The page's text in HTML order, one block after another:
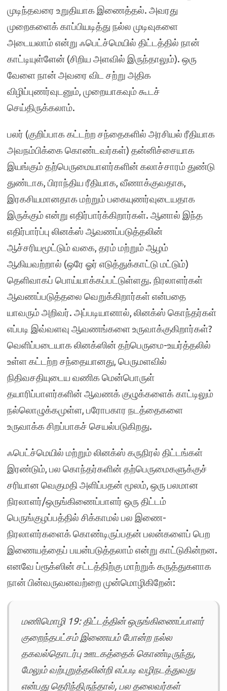
முடிந்தவரை உறுதியாக இணைத்தல். அவரது
முறைகளைக் காப்பியடித்து நல்ல முடிவுகளை
அடையலாம் என்று ஃபெட்ச்மெயில் திட்டத்தில் நான்
காட்டியுள்ளேன் (சிறிய அளவில் இருந்தாலும்). ஒரு
வேளை நான் அவரை விட சற்று அதிக
விழிப்புணர்வுடனும், முறையாகவும் கூடச்
செய்திருக்கலாம்.
பலர் (குறிப்பாக கட்டற்ற சந்தைகளில் அரசியல் ரீதியாக
அவநம்பிக்கை கொண்டவர்கள்) தன்னிச்சையாக
இயங்கும் தற்பெருமையாளர்களின் கலாச்சாரம் துண்டு
துண்டாக, பிராந்திய ரீதியாக, வீணாக்குவதாக,
இரகசியமானதாக மற்றும் பகையுணர்வுடையதாக
இருக்கும் என்று எதிர்பார்க்கிறார்கள். ஆனால் இந்த
எதிர்பார்ப்பு லினக்ஸ் ஆவணப்படுத்தலின்
ஆச்சரியமூட்டும் வகை, தரம் மற்றும் ஆழம்
ஆகியவற்றால் (ஒரே ஓர் எடுத்துக்காட்டு மட்டும்)
தெளிவாகப் பொய்யாக்கப்பட்டுள்ளது. நிரலாளர்கள்
ஆவணப்படுத்தலை வெறுக்கிறார்கள் என்பதை
யாவரும் அறிவர். அப்படியானால், லினக்ஸ் கொந்தர்கள்
எப்படி இவ்வளவு ஆவணங்களை உருவாக்குகிறார்கள்?
வெளிப்படையாக லினக்ஸின் தற்பெருமை-உயர்த்தலில்
உள்ள கட்டற்ற சந்தையானது, பெருமளவில்
நிதிவசதியுடைய வணிக மென்பொருள்
தயாரிப்பாளர்களின் ஆவணக் குழுக்களைக் காட்டிலும்
நல்லொழுக்கமுள்ள, பரோபகார நடத்தைகளை
உருவாக்க சிறப்பாகச் செயல்படுகிறது.
ஃபெட்ச்மெயில் மற்றும் லினக்ஸ் கருநிரல் திட்டங்கள்
இரண்டும், பல கொந்தர்களின் தற்பெருமைகளுக்குச்
சரியான வெகுமதி அளிப்பதன் மூலம், ஒரு பலமான
நிரலாளர்/ஒருங்கிணைப்பாளர் ஒரு திட்டம்
பெருங்குழப்பத்தில் சிக்காமல் பல இணை-
நிரலாளர்களைக் கொண்டிருப்பதன் பலன்களைப் பெற
இணையத்தைப் பயன்படுத்தலாம் என்று காட்டுகின்றன.
எனவே ப்ரூக்ஸின் சட்டத்திற்கு மாற்றுக் கருத்துகளாக
நான் பின்வருவனவற்றை முன்மொழிகிறேன்:
மணிமொழி 19: திட்டத்தின் ஒருங்கிணைப்பாளர்
குறைந்தபட்சம் இணையம் போன்ற நல்ல
தகவல்தொடர்பு ஊடகத்தைக் கொண்டிருந்து,
மேலும் வற்புறுத்தலின்றி எப்படி வழிநடத்துவது
என்பது தெரிந்திருந்தால், பல தலைவர்கள்